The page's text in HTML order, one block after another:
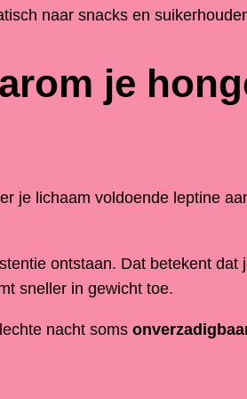
naar snacks en
je
je lichaam voldoende leptine
ontstaan. Dat betekent dat
sneller in gewicht toe.
nacht soms